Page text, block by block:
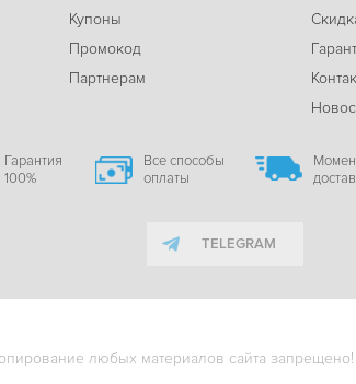
Купоны
Промокод
Партнерам
Гарантия
100%
Все способы
оплаты
TELEGRAM
любых материалов сайта